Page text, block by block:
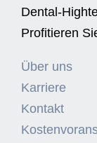
Dental-
Profitieren
Über uns
Karriere
Kontakt